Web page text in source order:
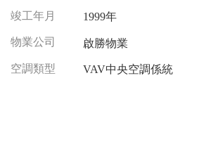
竣工年月 1999年
物業公司 啟勝物業
空調類型 VAV中央空調係統